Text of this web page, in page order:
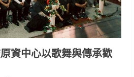
資中心以歌舞與傳承歡